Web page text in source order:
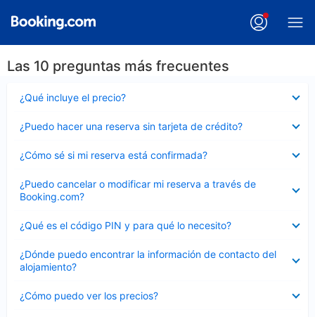
Las 10 preguntas más frecuentes
¿Qué incluye el precio?
cerrado
¿Puedo hacer una reserva sin tarjeta de crédito?
cerrado
¿Cómo sé si mi reserva está confirmada?
cerrado
¿Puedo cancelar o modificar mi reserva a través de
Booking.com?
cerrado
¿Qué es el código PIN y para qué lo necesito?
cerrado
¿Dónde puedo encontrar la información de contacto del
alojamiento?
cerrado
¿Cómo puedo ver los precios?
cerrado